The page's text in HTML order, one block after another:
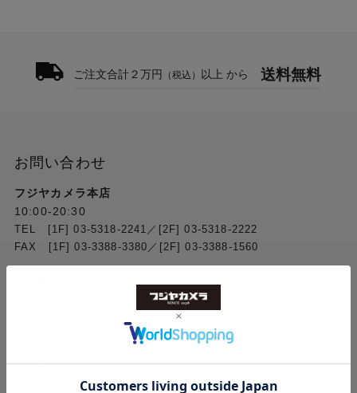
ご注文合計２万円 （税込） 以上 から 送料無料
お問い合わせ
フジヤカメラ本店
10:00-20:30
TEL [1F] 03-5318-2241／[2F] 03-5318-2222
FAX [1F] 03-3388-3380／[2F] 03-3388-1560
用品館
10:30-20:30